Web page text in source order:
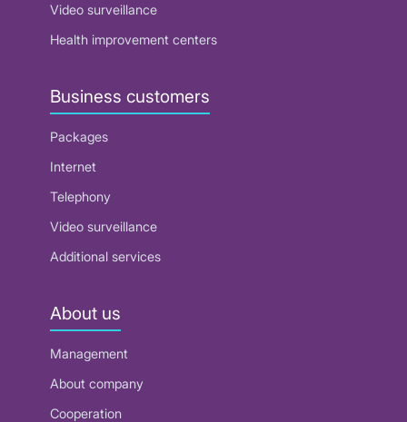
Video surveillance
Health improvement centers
Business customers
Packages
Internet
Telephony
Video surveillance
Additional services
About us
Management
About company
Cooperation